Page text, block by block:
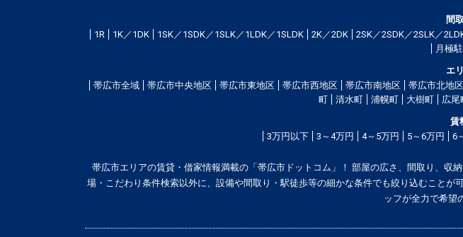
間
1R
1K／1DK 1SK／1SDK／1SLK／1LDK／1SLDK 2K／2DK 2SK／2SDK／2SLK／
月極
エ
帯広市全域
帯広市中央地区 帯広市東地区 帯広市西地区 帯広市南地区 帯広市北地区
町
清水町 浦幌町 大樹町 広尾
賃
3万円以下
3～4万円 4～5万円 5～6万円 6
帯広市エリアの賃貸・借家情報満載の「帯広市ドットコム」！ 部屋の広さ、間取り、
場・こだわり条件検索以外に、設備や間取り・駅徒歩等の細かな条件でも絞り込むこと
ッフが全力で希望